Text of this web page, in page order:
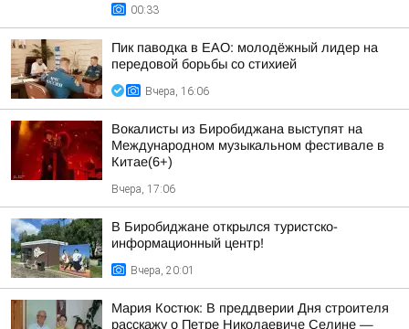
00:33
Пик паводка в ЕАО: молодёжный лидер на
передовой борьбы со стихией
Вчера, 16:06
Вокалисты из Биробиджана выступят на
Международном музыкальном фестивале в
Китае(6+)
Вчера, 17:06
В Биробиджане открылся туристско-
информационный центр!
Вчера, 20:01
Мария Костюк: В преддверии Дня строителя
расскажу о Петре Николаевиче Селине —